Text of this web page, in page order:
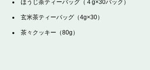
ほうじ茶ティーバッグ（４g×30バック）
玄米茶ティーバッグ（4g×30）
茶々クッキー（80g）